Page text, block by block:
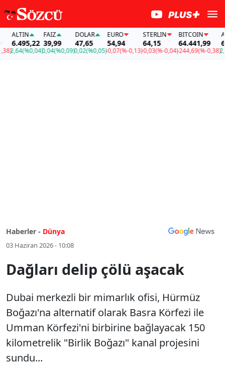
ALTIN
6.495,22
2,64(%0,04)
FAİZ
39,99
0,04(%0,09)
DOLAR
47,65
0,02(%0,05)
EURO
54,94
-0,07(%-0,13)
STERLIN
64,15
-0,03(%-0,04)
BITCOIN
64.441,99
-244,69(%-0,38)2,64
Haberler - Dünya
03 Haziran 2026 - 10:08
Dağları delip çölü aşacak
Dubai merkezli bir mimarlık ofisi, Hürmüz
Boğazı'na alternatif olarak Basra Körfezi ile
Umman Körfezi'ni birbirine bağlayacak 150
kilometrelik "Birlik Boğazı" kanal projesini
sundu...